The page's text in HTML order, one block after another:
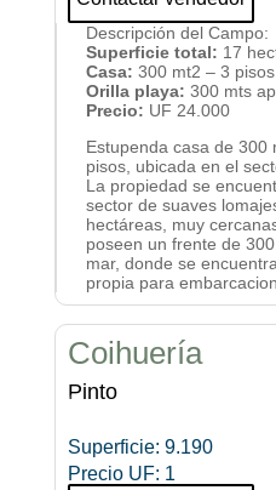
Descripción del Campo:
Superficie total: 17
Casa: 300 mt2 – 3 pisos
Orilla playa: 300 mts
Precio: UF 24.000
Estupenda casa de 300
pisos, ubicada en el
La propiedad se
sector de suaves
hectáreas, muy
poseen un frente de
mar, donde se
propia para
Coihuería
Pinto
Superficie: 9.190
Precio UF: 1